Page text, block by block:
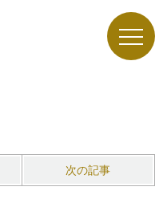
次の記事